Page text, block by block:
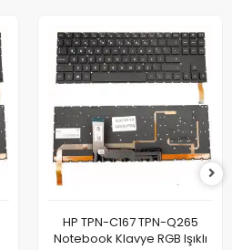
HP TPN-C167 TPN-Q265
Notebook Klavye RGB Işıklı